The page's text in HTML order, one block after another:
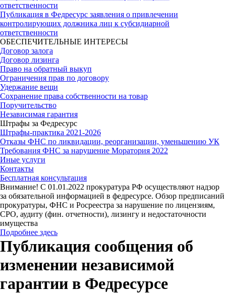
ответственности
Публикация в Федресурс заявления о привлечении
контролирующих должника лиц к субсидиарной
ответственности
ОБЕСПЕЧИТЕЛЬНЫЕ ИНТЕРЕСЫ
Договор залога
Договор лизинга
Право на обратный выкуп
Ограничения прав по договору
Удержание вещи
Сохранение права собственности на товар
Поручительство
Независимая гарантия
Штрафы за Федресурс
Штрафы-практика 2021-2026
Отказы ФНС по ликвидации, реорганизации, уменьшению УК
Требования ФНС за нарушение Моратория 2022
Иные услуги
Контакты
Бесплатная консультация
Внимание! С 01.01.2022 прокуратура РФ осуществляют надзор
за обязательной информацией в федресурсе. Обзор предписаний
прокуратуры, ФНС и Росреестра за нарушение по лицензиям,
СРО, аудиту (фин. отчетности), лизингу и недостаточности
имущества
Подробнее здесь
Публикация сообщения об
изменении независимой
гарантии в Федресурсе